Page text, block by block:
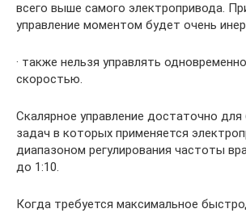
всего выше самого электропривода.
управление моментом будет очень
· также нельзя управлять
скоростью.
Скалярное управление достаточно
задач в которых применяется
диапазоном регулирования частоты
до 1:10.
Когда требуется максимальное